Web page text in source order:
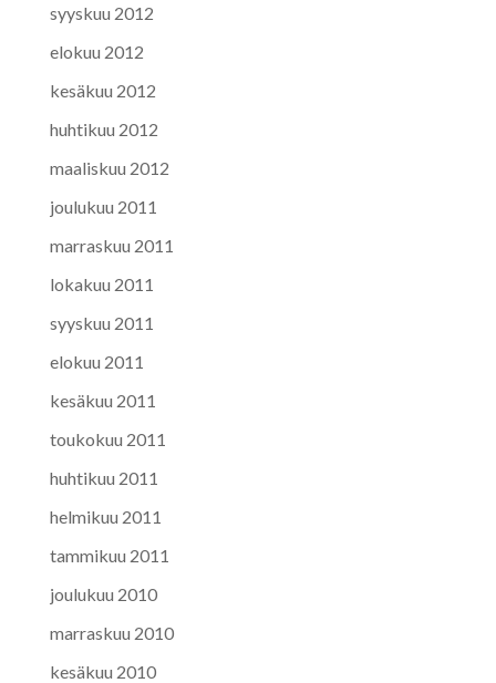
syyskuu 2012
elokuu 2012
kesäkuu 2012
huhtikuu 2012
maaliskuu 2012
joulukuu 2011
marraskuu 2011
lokakuu 2011
syyskuu 2011
elokuu 2011
kesäkuu 2011
toukokuu 2011
huhtikuu 2011
helmikuu 2011
tammikuu 2011
joulukuu 2010
marraskuu 2010
kesäkuu 2010